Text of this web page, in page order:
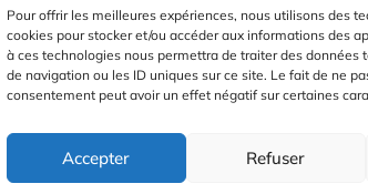
Pour offrir les meilleures expériences, nous utilisons des
cookies pour stocker et/ou accéder aux informations des
à ces technologies nous permettra de traiter des données
de navigation ou les ID uniques sur ce site. Le fait de ne
consentement peut avoir un effet négatif sur certaines
Accepter Refuser
Plan du site